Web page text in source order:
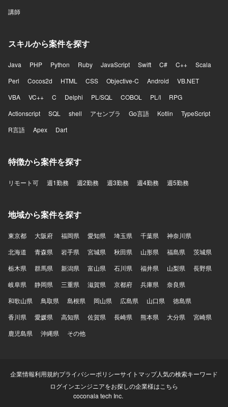
講師
スキルから案件を探す
Java PHP Python Ruby JavaScript Swift C# C++
Scala
Perl
Cocos2d HTML CSS Objective-C Android
VB.NET
VBA
VC++ C Delphi PL/SQL COBOL PL/I
RPG
Actionscript
SQL shell アセンブラ Go言語 Kotlin
TypeScript
R言語
Apex Dart
特徴から案件を探す
リモート可 週1勤務 週2勤務 週3勤務 週4勤務 週5勤務
地域から案件を探す
東京都 大阪府 福岡県 愛知県 埼玉県 千葉県
神奈川県
北海道
青森県 岩手県 宮城県 秋田県 山形県 福島県
茨城県
栃木県
群馬県 新潟県 富山県 石川県 福井県 山梨県
長野県
岐阜県
静岡県 三重県 滋賀県 京都府 兵庫県
奈良県
和歌山県
鳥取県 島根県 岡山県 広島県 山口県
徳島県
香川県
愛媛県 高知県 佐賀県 長崎県 熊本県 大分県
宮崎県
鹿児島県
沖縄県 その他
企業情報利用規約プライバシーポリシーサイトマップ人気の検索キーワード
ログインエンジニアをお探しの企業様はこちら
coconala tech Inc.